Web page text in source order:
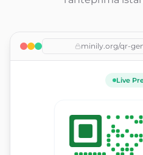
minily.org/qr-
Live